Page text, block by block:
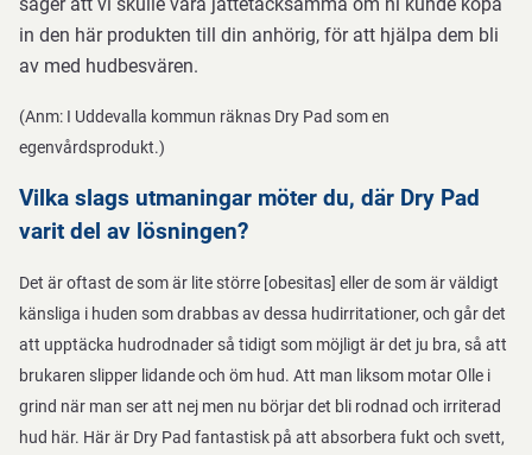
in den här produkten till din anhörig, för att hjälpa dem bli
av med hudbesvären.
(Anm: I Uddevalla kommun räknas Dry Pad som en
egenvårdsprodukt.)
Vilka slags utmaningar möter du, där Dry Pad
varit del av lösningen?
Det är oftast de som är lite större [obesitas] eller de som är väldigt
känsliga i huden som drabbas av dessa hudirritationer, och går det
att upptäcka hudrodnader så tidigt som möjligt är det ju bra, så att
brukaren slipper lidande och öm hud. Att man liksom motar Olle i
grind när man ser att nej men nu börjar det bli rodnad och irriterad
hud här. Här är Dry Pad fantastisk på att absorbera fukt och svett,